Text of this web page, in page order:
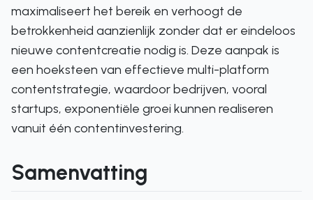
maximaliseert het bereik en verhoogt de
betrokkenheid aanzienlijk zonder dat er eindeloos
nieuwe contentcreatie nodig is. Deze aanpak is
een hoeksteen van effectieve multi-platform
contentstrategie, waardoor bedrijven, vooral
startups, exponentiële groei kunnen realiseren
vanuit één contentinvestering.
Samenvatting